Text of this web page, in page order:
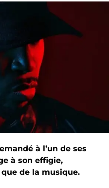
à l’un de ses
à son effigie,
de la musique.